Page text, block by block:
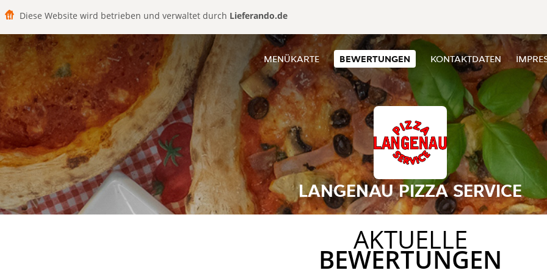
Diese Website wird betrieben und verwaltet durch Lieferando.de
MENÜKARTE BEWERTUNGEN KONTAKTDATEN
LANGENAU PIZZA SERVICE
AKTUELLE
BEWERTUNGEN